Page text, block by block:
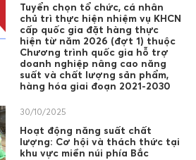
Tuyển chọn tổ chức, cá nhân
chủ trì thực hiện nhiệm vụ KHCN
cấp quốc gia đặt hàng thực
hiện từ năm 2026 (đợt 1) thuộc
Chương trình quốc gia hỗ trợ
doanh nghiệp nâng cao năng
suất và chất lượng sản phẩm,
hàng hóa giai đoạn 2021-2030
30/10/2025
Hoạt động năng suất chất
lượng: Cơ hội và thách thức tại
khu vực miền núi phía Bắc